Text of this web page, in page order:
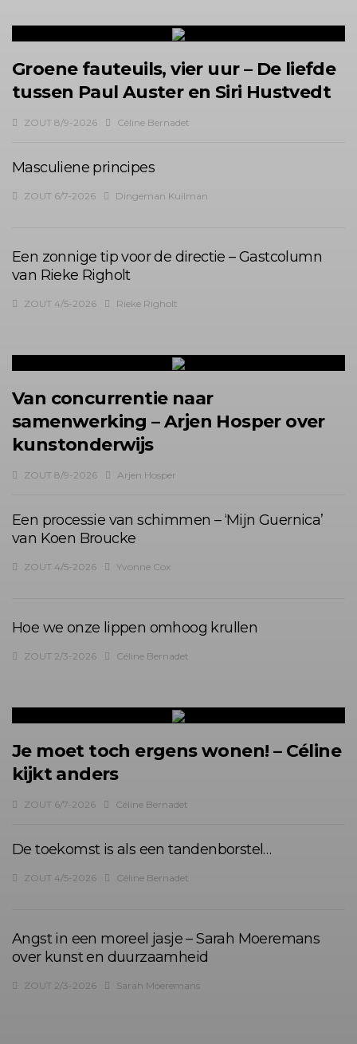
Groene fauteuils, vier uur – De liefde
tussen Paul Auster en Siri Hustvedt
ZOUT 8/9-2026 Céline Bernadet
Masculiene principes
ZOUT 6/7-2026 Dingeman Kuilman
Een zonnige tip voor de directie – Gastcolumn
van Rieke Righolt
ZOUT 4/5-2026 Rieke Righolt
Van concurrentie naar
samenwerking – Arjen Hosper over
kunstonderwijs
ZOUT 8/9-2026 Arjen Hosper
Een processie van schimmen – ‘Mijn Guernica’
van Koen Broucke
ZOUT 4/5-2026 Yvonne Cox
Hoe we onze lippen omhoog krullen
ZOUT 2/3-2026 Céline Bernadet
Je moet toch ergens wonen! – Céline
kijkt anders
ZOUT 6/7-2026 Céline Bernadet
De toekomst is als een tandenborstel…
ZOUT 4/5-2026 Céline Bernadet
Angst in een moreel jasje – Sarah Moeremans
over kunst en duurzaamheid
ZOUT 2/3-2026 Sarah Moeremans